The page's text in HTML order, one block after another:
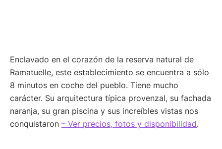
Enclavado en el corazón de la reserva natural de
Ramatuelle, este establecimiento se encuentra a sólo
8 minutos en coche del pueblo. Tiene mucho
carácter. Su arquitectura típica provenzal, su fachada
naranja, su gran piscina y sus increíbles vistas nos
conquistaron – Ver precios, fotos y disponibilidad.